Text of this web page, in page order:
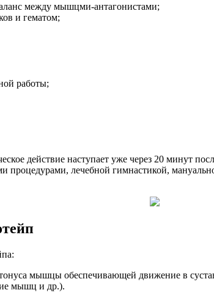
между мышцми-антагонистами;
и гематом;
работы;
действие наступает уже через 20 минут
процедурами, лечебной гимнастикой,
мышцы обеспечивающей движение в
мышц и др.).